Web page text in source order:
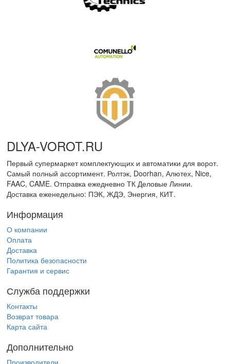
DLYA-VOROT.RU
Первый супермаркет комплектующих и автоматики для ворот.
Самый полный ассортимент. Ролтэк, Doorhan, Алютех, Nice,
FAAC, CAME. Отправка ежедневно ТК Деловые Линии.
Доставка еженедельно: ПЭК, ЖДЭ, Энергия, КИТ.
Информация
О компании
Оплата
Доставка
Политика безопасности
Гарантия и сервис
Служба поддержки
Контакты
Возврат товара
Карта сайта
Дополнительно